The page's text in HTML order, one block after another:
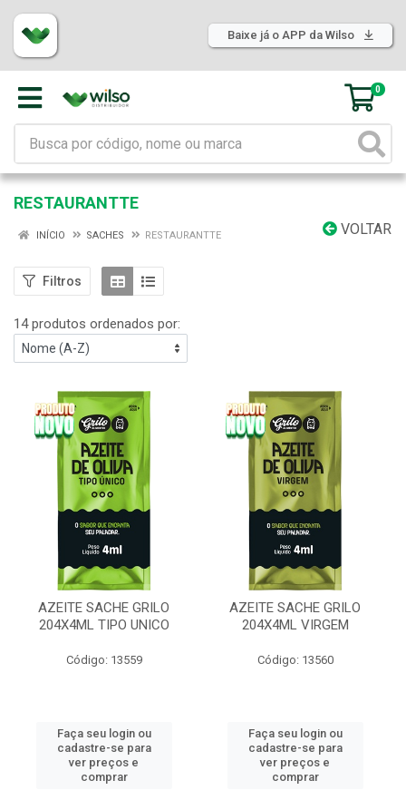
Baixe já o APP da Wilso
0
RESTAURANTTE
VOLTAR
INÍCIO SACHES RESTAURANTTE
Filtros
14 produtos ordenados por:
AZEITE SACHE GRILO
204X4ML TIPO UNICO
Código: 13559
Faça seu login ou
cadastre-se para
ver preços e
comprar
AZEITE SACHE GRILO
204X4ML VIRGEM
Código: 13560
Faça seu login ou
cadastre-se para
ver preços e
comprar